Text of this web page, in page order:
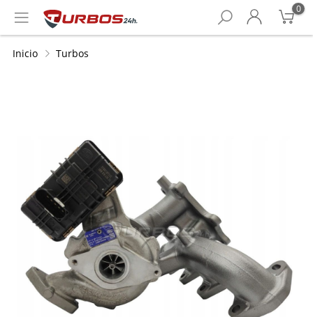
0
Inicio Turbos